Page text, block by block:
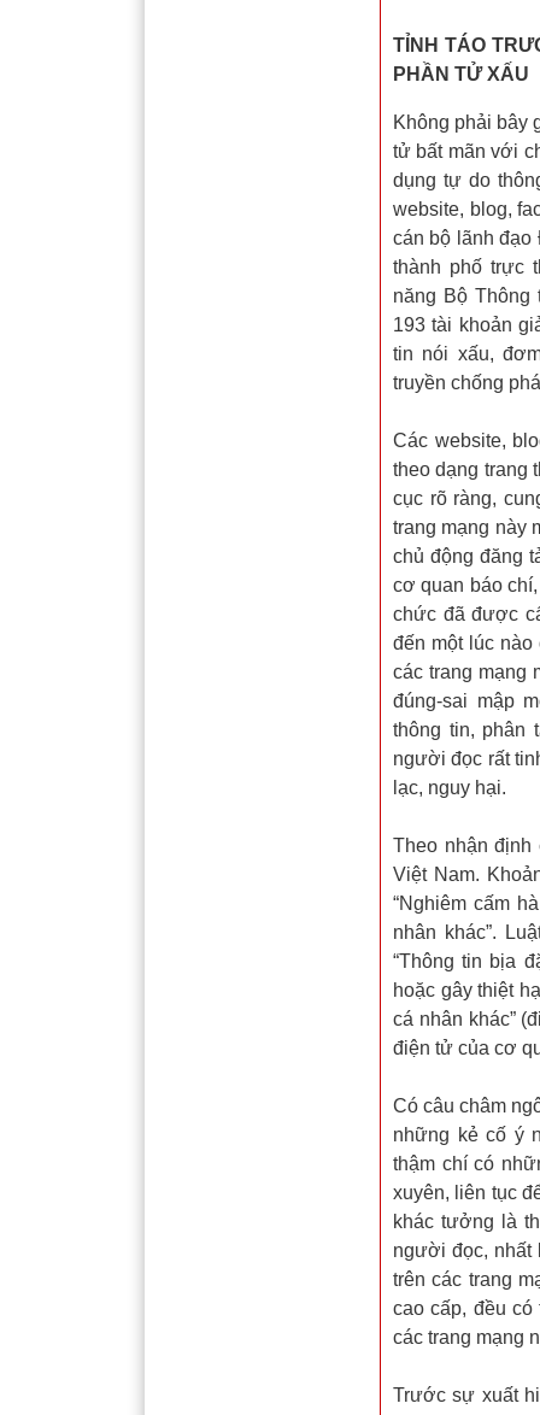
TỈNH TÁO
PHẦN TỬ XẤU
Không phải bây
tử bất mãn với
dụng tự do
website, blog,
cán bộ lãnh đạo
thành phố trực
năng Bộ
193 tài khoản
tin nói xấu,
truyền chống
Các website,
theo dạng trang
cục rõ ràng,
trang mạng này
chủ động đăng
cơ quan báo
chức đã được
đến một lúc
các trang mạng
đúng-sai mập
thông tin, phân
người đọc rất
lạc, nguy hại.
Theo nhận định
Việt Nam.
“Nghiêm cấm
nhân khác”.
“Thông tin bịa
hoặc gây thiệt
cá nhân khác”
điện tử của cơ
Có câu châm
những kẻ cố ý
thậm chí có
xuyên, liên tục
khác tưởng là
người đọc, nhất
trên các trang
cao cấp, đều có
các trang mạng
Trước sự xuất